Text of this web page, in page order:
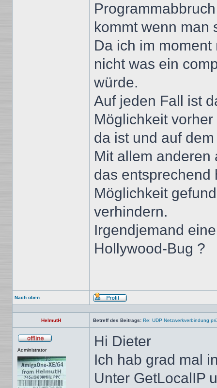
kommt wenn man
Da ich im
nicht was ein
würde.
Auf jeden Fall ist
Möglichkeit
da ist und auf
Mit allem anderen
das entsprechend
Möglichkeit
verhindern.
Irgendjemand
Hollywood-Bug ?
Nach oben
Profil
HelmutH Betreff des Beitrags: Re: UDP Netzwerkverbindung
Administrator
Hi Dieter
Ich hab grad mal
Unter GetLocalIP